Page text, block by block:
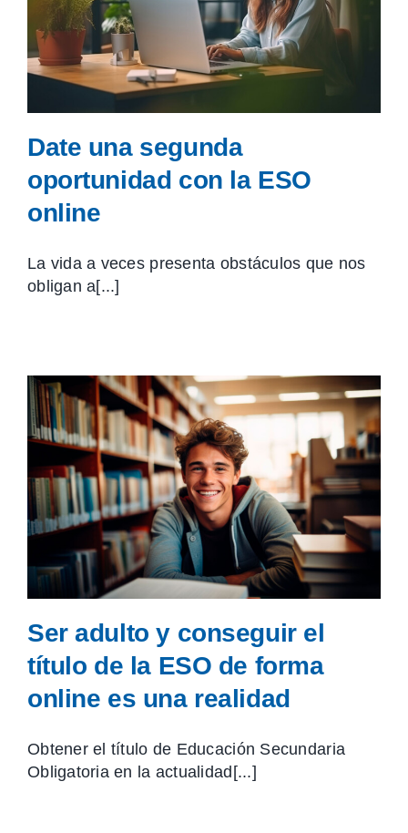
Date una segunda
oportunidad con la ESO
online
La vida a veces presenta obstáculos que nos
obligan a[...]
Ser adulto y conseguir el
título de la ESO de forma
online es una realidad
Obtener el título de Educación Secundaria
Obligatoria en la actualidad[...]